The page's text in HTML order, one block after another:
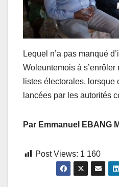
Lequel n’a pas manqué
Woleuntemois à
listes électorales, lorsque
lancées par les autorités
Par Emmanuel EBANG
Post Views: 1 160